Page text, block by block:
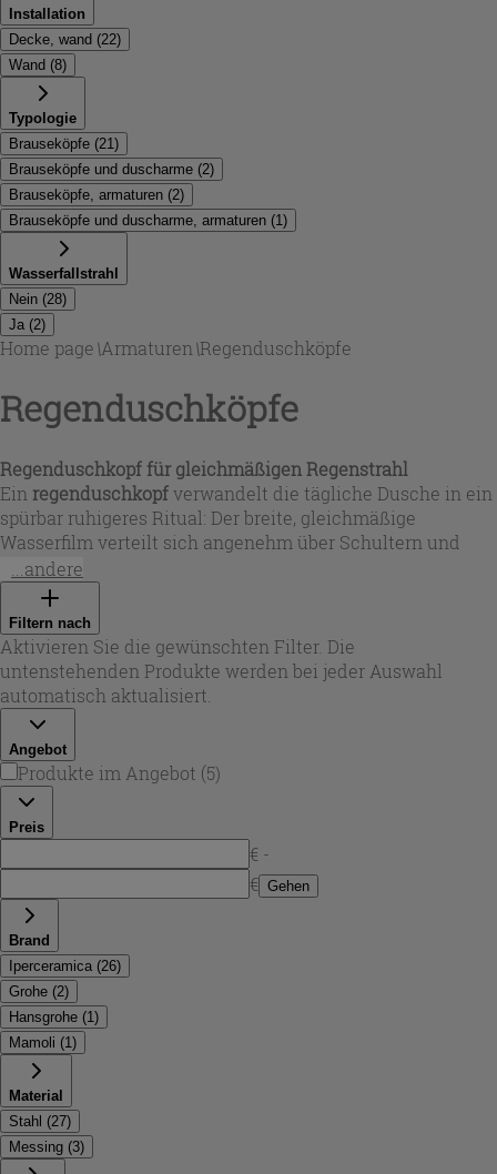
Installation
Decke, wand (22)
Wand (8)
Typologie
Brauseköpfe (21)
Brauseköpfe und duscharme (2)
Brauseköpfe, armaturen (2)
Brauseköpfe und duscharme, armaturen (1)
Wasserfallstrahl
Nein (28)
Ja (2)
Home page\Armaturen \Regenduschköpfe
Regenduschköpfe
Regenduschkopf für gleichmäßigen Regenstrahl
Ein regenduschkopfverwandelt die tägliche Dusche in ein
spürbar ruhigeres Ritual: Der breite, gleichmäßige
Wasserfilm verteilt sich angenehm über Schultern und
Rücken. In unserer Auswahl
Varianten mit klassischem Regenbild sowie Modelle, die
zusätzlich einen kräftigeren Kaskaden- bzw. Wasserfall-
Effekt bieten – ideal, wenn Sie zwischen sanfter
Entspannung und aktivierender Massage wechseln
möchten.
...andere
Filtern nach
Aktivieren Sie die gewünschten Filter. Die
untenstehenden Produkte werden bei jeder Auswahl
automatisch aktualisiert.
Angebot
Produkte im Angebot (5)
Preis
€ -
€ Gehen
Brand
Iperceramica (26)
Grohe (2)
Hansgrohe (1 )
Mamoli (1 )
Material
Stahl (27)
Messing (3)